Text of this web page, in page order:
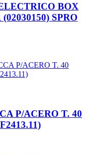
BOX
SPRO
P/ACERO T. 40